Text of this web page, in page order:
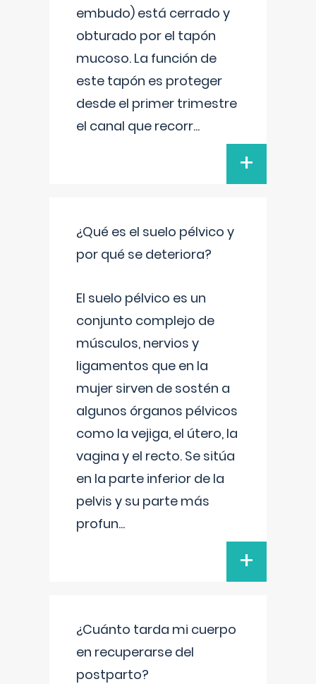
embudo) está cerrado y
obturado por el tapón
mucoso. La función de
este tapón es proteger
desde el primer trimestre
el canal que recorr...
+
¿Qué es el suelo pélvico y
por qué se deteriora?
El suelo pélvico es un
conjunto complejo de
músculos, nervios y
ligamentos que en la
mujer sirven de sostén a
algunos órganos pélvicos
como la vejiga, el útero, la
vagina y el recto. Se sitúa
en la parte inferior de la
pelvis y su parte más
profun...
+
¿Cuánto tarda mi cuerpo
en recuperarse del
postparto?